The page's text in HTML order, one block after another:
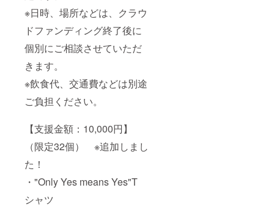
※日時、場所などは、クラウ
ドファンディング終了後に
個別にご相談させていただ
きます。
※飲食代、交通費などは別途
ご負担ください。
【支援金額：10,000円】
（限定32個） ※追加しまし
た！
・"Only Yes means Yes"T
シャツ